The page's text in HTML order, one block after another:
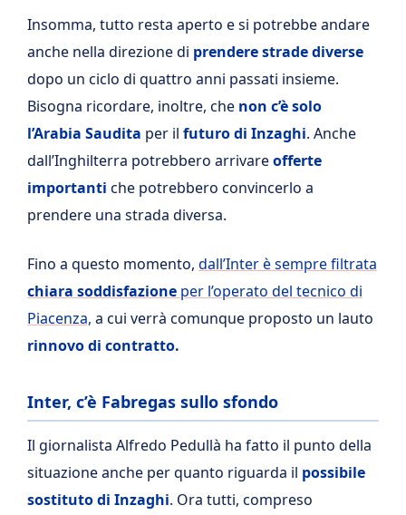
Insomma, tutto resta aperto e si potrebbe andare
anche nella direzione di prendere strade diverse
dopo un ciclo di quattro anni passati insieme.
Bisogna ricordare, inoltre, che non c’è solo
l’Arabia Saudita per il futuro di Inzaghi. Anche
dall’Inghilterra potrebbero arrivareofferte
importanti che potrebbero convincerlo a
prendere una strada diversa.
Fino a questo momento, dall’Inter è sempre filtrata
chiara soddisfazione per l’operato del tecnico di
Piacenza, a cui verrà comunque proposto un lauto
rinnovo di contratto.
Inter, c’è Fabregas sullo sfondo
Il giornalista Alfredo Pedullà ha fatto il punto della
situazione anche per quanto riguarda il possibile
sostituto di Inzaghi. Ora tutti, compreso